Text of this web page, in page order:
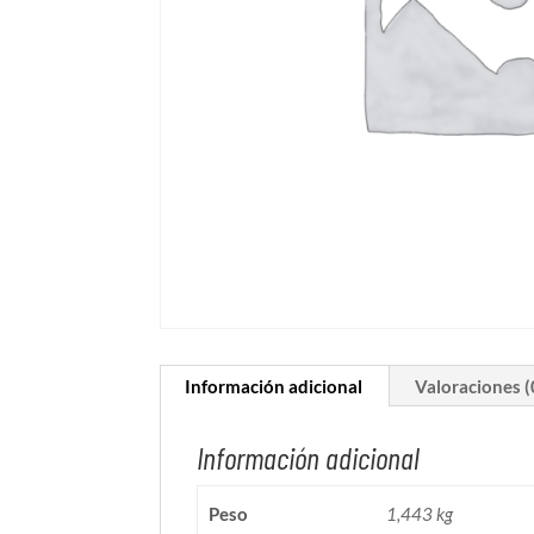
Información adicional Valoraciones
Información adicional
Peso 1,443 kg